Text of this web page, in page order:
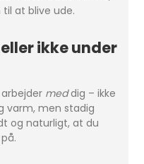
at blive ude.
ikke under
meddig – ikke
varm, men stadig
og naturligt, at du